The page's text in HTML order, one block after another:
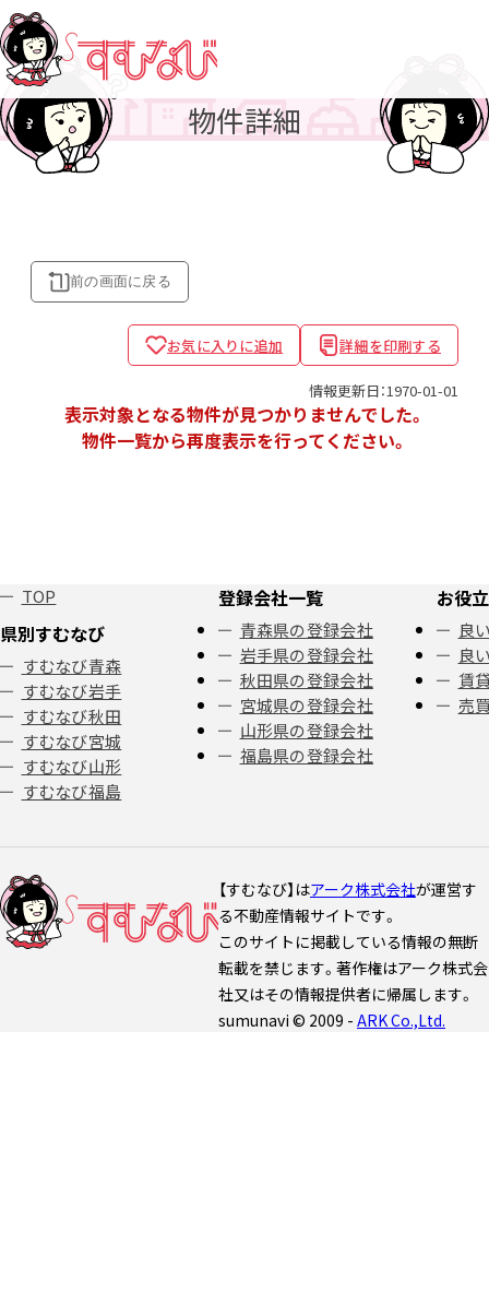
物件詳細
前の画面に戻る
お気に入りに追加 詳細を印刷する
情報更新日：1970-01-01
表示対象となる物件が見つかりませんでした。
物件一覧から再度表示を行ってください。
TOP
県別すむなび
すむなび青森
すむなび岩手
すむなび秋田
すむなび宮城
すむなび山形
すむなび福島
登録会社一覧
青森県の登録会社
岩手県の登録会社
秋田県の登録会社
宮城県の登録会社
山形県の登録会社
福島県の登録会社
お役
良
良
賃
売
【すむなび】はアーク株式会社が運営す
る不動産情報サイトです。
このサイトに掲載している情報の無断
転載を禁じます。著作権はアーク株式会
社又はその情報提供者に帰属します。
sumunavi © 2009 - ARK Co.,Ltd.